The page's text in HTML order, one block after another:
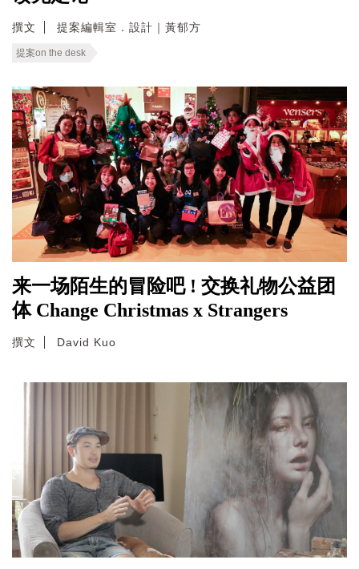
撰文 提案編輯室．設計｜黃郁方
提案on the desk
来一场陌生的冒险吧 ! 交换礼物公益团
体 Change Christmas x Strangers
撰文 David Kuo